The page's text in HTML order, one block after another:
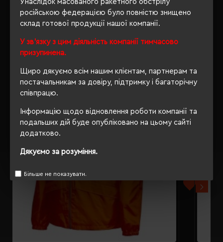
Унаслідок масованого ракетного обстрілу
російською федерацією було повністю знищено
склад готової продукції нашої компанії.
У зв'язку з цим діяльність компанії тимчасово
призупинена.
Щиро дякуємо всім нашим клієнтам, партнерам та
постачальникам за довіру, підтримку і багаторічну
співпрацю.
Інформацію щодо відновлення роботи компанії та
подальших дій буде опубліковано на цьому сайті
додатково.
Дякуємо за розуміння.
Більше не показувати.
РЕКОМЕНДУЄМО